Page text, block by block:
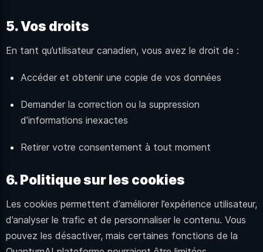
5. Vos droits
En tant qu’utilisateur canadien, vous avez le droit de :
Accéder et obtenir une copie de vos données
Demander la correction ou la suppression
d’informations inexactes
Retirer votre consentement à tout moment
6. Politique sur les cookies
Les cookies permettent d’améliorer l’expérience utilisateur,
d’analyser le trafic et de personnaliser le contenu. Vous
pouvez les désactiver, mais certaines fonctions de la